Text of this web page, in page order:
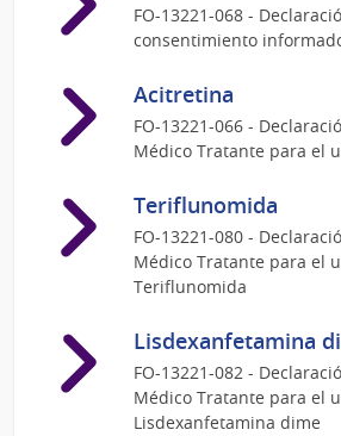
FO-13221-068 -
consentimiento
Acitretina
FO-13221-066 -
Médico Tratante para el
Teriflunomida
FO-13221-080 -
Médico Tratante para el
Teriflunomida
Lisdexanfetamina
FO-13221-082 -
Médico Tratante para el
Lisdexanfetamina dime